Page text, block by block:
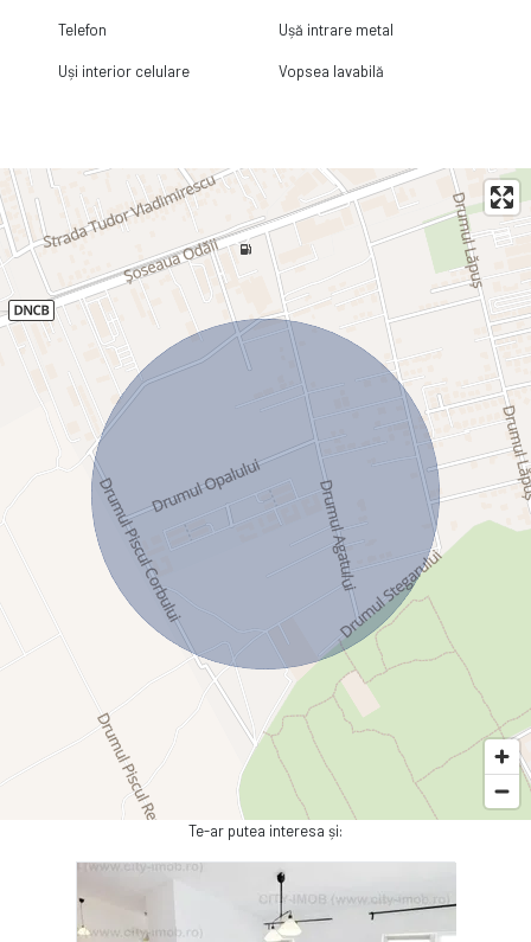
Telefon Ușă intrare metal
Uși interior celulare Vopsea lavabilă
Te-ar putea interesa și: